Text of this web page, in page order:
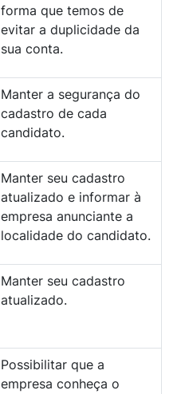
forma que temos de
evitar a duplicidade da
sua conta.
Manter a segurança do
cadastro de cada
candidato.
Manter seu cadastro
atualizado e informar à
empresa anunciante a
localidade do candidato.
Manter seu cadastro
atualizado.
Possibilitar que a
empresa conheça o